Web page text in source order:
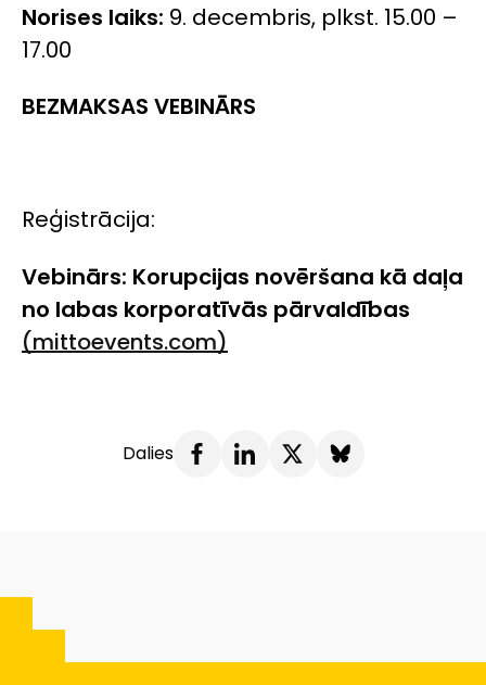
Norises laiks: 9. decembris, plkst. 15.00 –
17.00
BEZMAKSAS VEBINĀRS
Reģistrācija:
Vebinārs: Korupcijas novēršana kā daļa
no labas korporatīvās pārvaldības
(mittoevents.com)
Dalies